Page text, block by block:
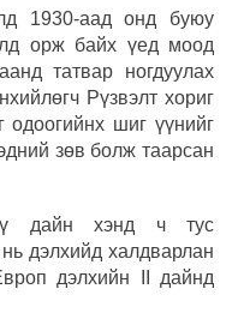
1930-аад онд буюу
орж байх үед моод
татвар ногдуулах
Рүзвэлт хориг
одоогийнх шиг үүнийг
зөв болж таарсан
дайн хэнд ч тус
дэлхийд халдварлан
дэлхийн II дайнд